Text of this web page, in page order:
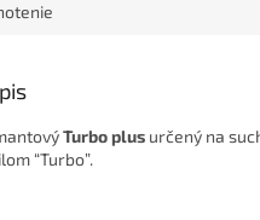
Turbo plus určený na
“Turbo”.